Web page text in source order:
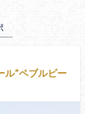
ル”ペブルビー